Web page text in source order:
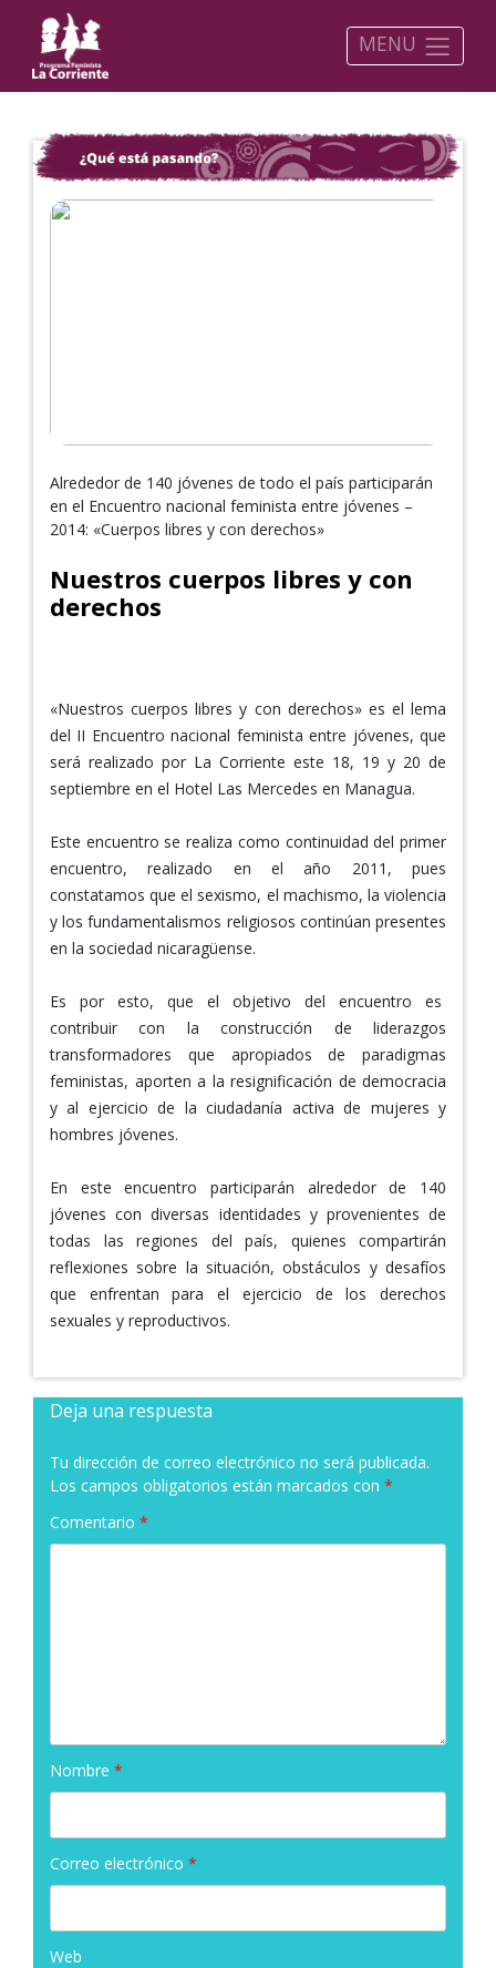
MENU
Alrededor de 140 jóvenes de todo el país participarán
en el Encuentro nacional feminista entre jóvenes –
2014: «Cuerpos libres y con derechos»
Nuestros cuerpos libres y con
derechos
«Nuestros cuerpos libres y con derechos» es el lema
del II Encuentro nacional feminista entre jóvenes, que
será realizado por La Corriente este 18, 19 y 20 de
septiembre en el Hotel Las Mercedes en Managua.
Este encuentro se realiza como continuidad del primer
encuentro, realizado en el año 2011, pues
constatamos que el sexismo, el machismo, la violencia
y los fundamentalismos religiosos continúan presentes
en la sociedad nicaragüense.
Es por esto, que el objetivo del encuentro es
contribuir con la construcción de liderazgos
transformadores que apropiados de paradigmas
feministas, aporten a la resignificación de democracia
y al ejercicio de la ciudadanía activa de mujeres y
hombres jóvenes.
En este encuentro participarán alrededor de 140
jóvenes con diversas identidades y provenientes de
todas las regiones del país, quienes compartirán
reflexiones sobre la situación, obstáculos y desafíos
que enfrentan para el ejercicio de los derechos
sexuales y reproductivos.
Deja una respuesta
Tu dirección de correo electrónico no será publicada.
Los campos obligatorios están marcados con *
Comentario *
Nombre *
Correo electrónico *
Web